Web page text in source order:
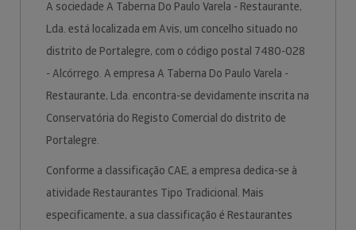
A sociedade A Taberna Do Paulo Varela - Restaurante,
Lda. está localizada em Avis, um concelho situado no
distrito de Portalegre, com o código postal 7480-028
- Alcórrego. A empresa A Taberna Do Paulo Varela -
Restaurante, Lda. encontra-se devidamente inscrita na
Conservatória do Registo Comercial do distrito de
Portalegre.
Conforme a classificação CAE, a empresa dedica-se à
atividade Restaurantes Tipo Tradicional. Mais
especificamente, a sua classificação é Restaurantes